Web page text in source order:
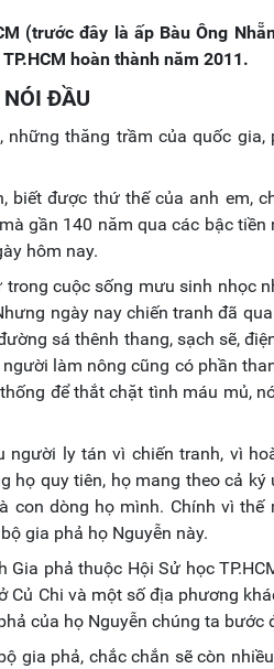
(trước đây là ấp Bàu Ông
hoàn thành năm 2011.
NÓI ĐẦU
thăng trầm của quốc
được thứ thế của anh em,
gần 140 năm qua các bậc tiền
hôm nay.
cuộc sống mưu sinh nhọc
ngày nay chiến tranh đã
sá thênh thang, sạch sẽ,
làm nông cũng có phần
để thắt chặt tình máu mủ,
ly tán vì chiến tranh, vì
họ quy tiên, họ mang theo cả
dòng họ mình. Chính vì thế
gia phả họ Nguyễn này.
phả thuộc Hội Sử học
Chi và một số địa phương
của họ Nguyễn chúng ta bước
gia phả, chắc chắn sẽ còn